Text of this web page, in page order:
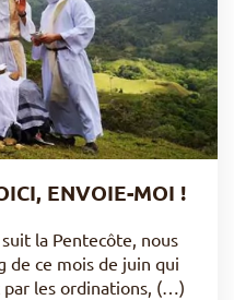
ENVOIE-MOI !
la Pentecôte, nous
de ce mois de juin qui
les ordinations, (…)